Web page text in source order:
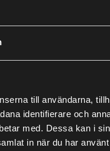
till användarna,
identifierare och
med. Dessa kan i
in när du har